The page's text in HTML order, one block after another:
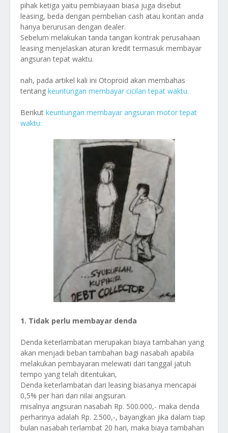
pihak ketiga yaitu pembiayaan biasa juga disebut
leasing, beda dengan pembelian cash atau kontan anda
hanya berurusan dengan dealer.
Sebelum melakukan tanda tangan kontrak perusahaan
leasing menjelaskan aturan kredit termasuk membayar
angsuran tepat waktu.
nah, pada artikel kali ini Otoproid akan membahas
tentang keuntungan membayar cicilan tepat waktu.
Berikut keuntungan membayar angsuran motor tepat
waktu:
1. Tidak perlu membayar denda
Denda keterlambatan merupakan biaya tambahan yang
akan menjadi beban tambahan bagi nasabah apabila
melakukan pembayaran melewati dari tanggal jatuh
tempo yang telah ditentukan,
Denda keterlambatan dari leasing biasanya mencapai
0,5% per hari dari nilai angsuran.
misalnya angsuran nasabah Rp. 500.000,- maka denda
perharinya adalah Rp. 2.500,-, bayangkan jika dalam tiap
bulan nasabah terlambat 20 hari, maka biaya tambahan